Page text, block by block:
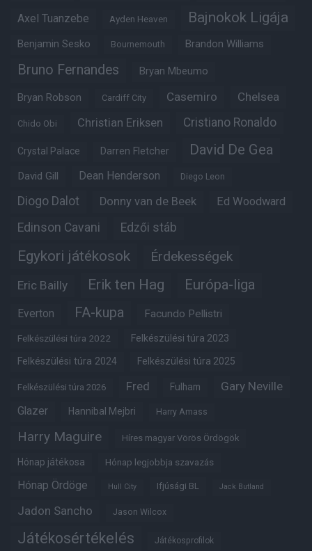
Axel Tuanzebe Ayden Heaven Bajnokok Ligája
Benjamin Sesko Bournemouth Brandon Williams
Bruno Fernandes Bryan Mbeumo
Bryan Robson Cardiff City Casemiro Chelsea
Chido Obi Christian Eriksen Cristiano Ronaldo
Crystal Palace Darren Fletcher David De Gea
David Gill Dean Henderson Diego Leon
Diogo Dalot Donny van de Beek Ed Woodward
Edinson Cavani Edzői stáb
Egykori játékosok Érdekességek
Eric Bailly Erik ten Hag Európa-liga
Everton FA-kupa Facundo Pellistri
Felkészülési túra 2022 Felkészülési túra 2023
Felkészülési túra 2024 Felkészülési túra 2025
Felkészülési túra 2026 Fred Fulham Gary Neville
Glazer Hannibal Mejbri Harry Amass
Harry Maguire Híres magyar Vörös Ördögök
Hónap játékosa Hónap legjobbja szavazás
Hónap Ördöge Hull City Ifjúsági BL Jack Butland
Jadon Sancho Jason Wilcox
Játékosértékelés Játékosprofilok